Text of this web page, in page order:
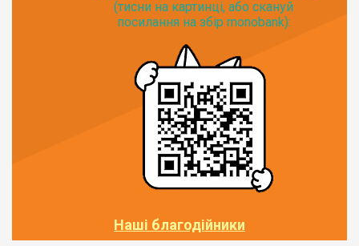
(тисни на картинці, або скануй
посилання на збір monobank):
Наші благодійники